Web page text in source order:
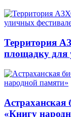
Территория
площадку для
Астраханская
«Книгу